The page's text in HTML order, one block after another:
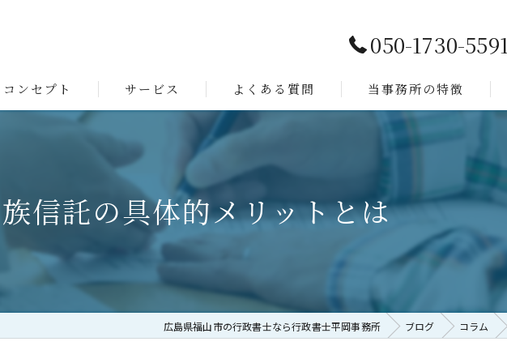
050-1730-5591
コンセプト サービス
スタッフ
よくある質問 当事務所の特徴
相続
遺言書
成年後見人
信託の具体的メリットとは
広島県福山市の行政書士なら行政書士平岡事務所 ブログ コラム